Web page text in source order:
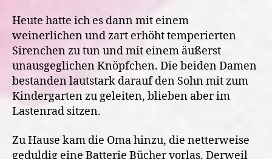
Heute hatte ich es dann mit einem
weinerlichen und zart erhöht temperierten
Sirenchen zu tun und mit einem äußerst
unausgeglichen Knöpfchen. Die beiden Damen
bestanden lautstark darauf den Sohn mit zum
Kindergarten zu geleiten, blieben aber im
Lastenrad sitzen.
Zu Hause kam die Oma hinzu, die netterweise
geduldig eine Batterie Bücher vorlas. Derweil